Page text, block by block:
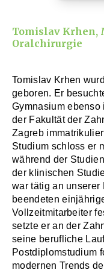
Tomislav Krhen,
Oralchirurgie
Tomislav Krhen
geboren. Er
Gymnasium ebenso
der Fakultät der
Zagreb
Studium schloss er
während der
der klinischen
war tätig an
beendeten
Vollzeitmitarbeiter
setzte er an der
seine berufliche
Postdiplomstudium
modernen Trends